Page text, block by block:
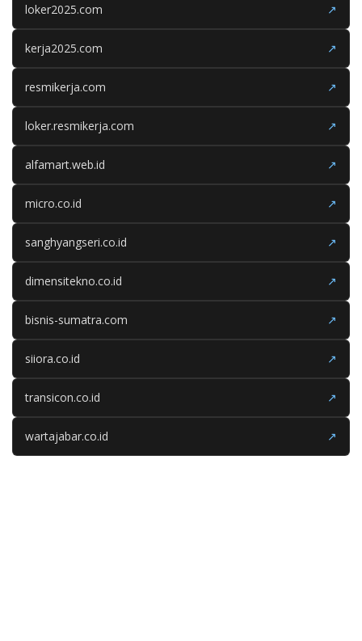
loker2025.com ↗
kerja2025.com ↗
resmikerja.com ↗
loker.resmikerja.com ↗
alfamart.web.id ↗
micro.co.id ↗
sanghyangseri.co.id ↗
dimensitekno.co.id ↗
bisnis-sumatra.com ↗
siiora.co.id ↗
transicon.co.id ↗
wartajabar.co.id ↗